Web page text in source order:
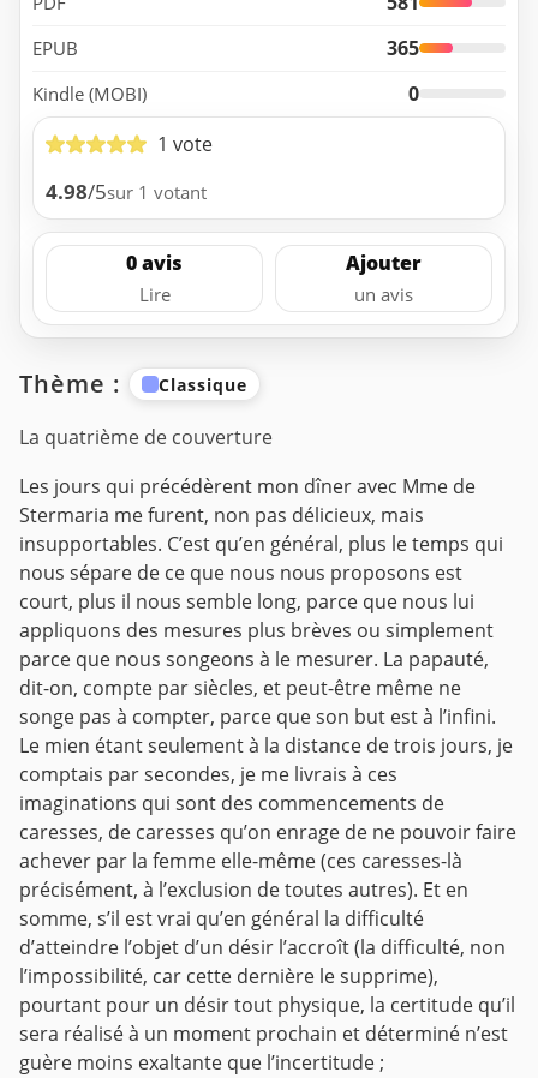
EPUB 365
Kindle (MOBI)
0
1 vote
4.98/5sur 1 votant
0 avis
Lire
Ajouter
un avis
Thème : Classique
La quatrième de couverture
Les jours qui précédèrent mon dîner avec Mme de
Stermaria me furent, non pas délicieux, mais
insupportables. C’est qu’en général, plus le temps qui
nous sépare de ce que nous nous proposons est
court, plus il nous semble long, parce que nous lui
appliquons des mesures plus brèves ou simplement
parce que nous songeons à le mesurer. La papauté,
dit-on, compte par siècles, et peut-être même ne
songe pas à compter, parce que son but est à l’infini.
Le mien étant seulement à la distance de trois jours, je
comptais par secondes, je me livrais à ces
imaginations qui sont des commencements de
caresses, de caresses qu’on enrage de ne pouvoir faire
achever par la femme elle-même (ces caresses-là
précisément, à l’exclusion de toutes autres). Et en
somme, s’il est vrai qu’en général la difficulté
d’atteindre l’objet d’un désir l’accroît (la difficulté, non
l’impossibilité, car cette dernière le supprime),
pourtant pour un désir tout physique, la certitude qu’il
sera réalisé à un moment prochain et déterminé n’est
guère moins exaltante que l’incertitude ;